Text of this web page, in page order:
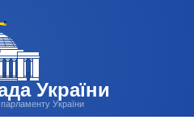
України
України